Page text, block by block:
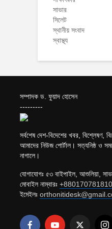
সাভার
সিলেট
স্থানীয় সংবাদ
স্বাস্থ্য
সম্পাদক ড. ফুয়াদ হোসেন
---------
সর্বশেষ দেশ-বিদেশের খবর, বিশ্লেষণ,
আমাদের নিউজ পোর্টাল। সত্যনিষ্ঠ ও
নাগালে।
যোগাযোগঃ ৫৩ বাইপাইল, আশুলিয়া,
মোবাইল নাম্বারঃ
ইমেইলঃ